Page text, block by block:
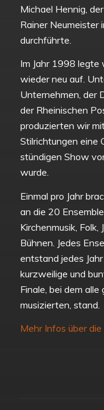
Michael Hennig,
Rainer Neumeister
durchführte.
Im Jahr 1998 legte
wieder neu auf.
Unternehmen, der
der Rheinischen
produzierten wir
Stilrichtungen eine
stündigen Show
wurde.
Einmal pro Jahr
an die 20
Kirchenmusik, Folk,
Bühnen. Jedes
entstand jedes
kurzweilige und
Finale, bei dem
musizierten, stand.
Mehr Infos über